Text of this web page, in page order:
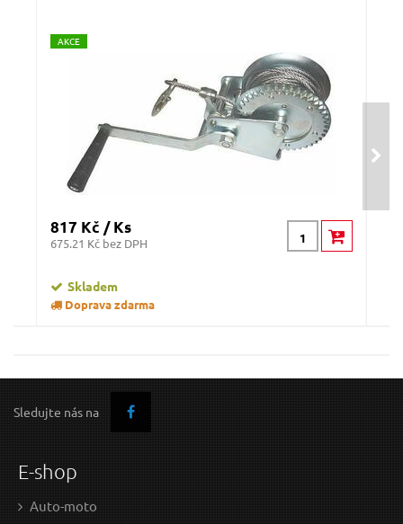
AKCE
817 Kč / Ks
675.21 Kč bez DPH
Skladem
Doprava zdarma
Sledujte nás na
E-shop
Auto-moto